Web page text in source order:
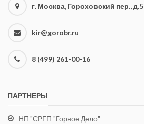
г. Москва, Гороховский пер., д.5
kir@gorobr.ru
8 (499) 261-00-16
ПАРТНЕРЫ
НП "СРГП "Горное Дело"